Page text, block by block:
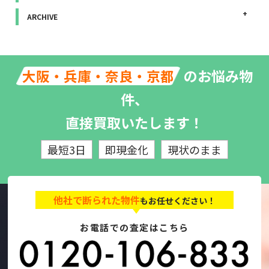
ARCHIVE
大阪・兵庫・奈良・京都 のお悩み物
件、
直接買取いたします！
最短3日 即現金化 現状のまま
他社で断られた物件もお任せください！
お電話での査定はこちら